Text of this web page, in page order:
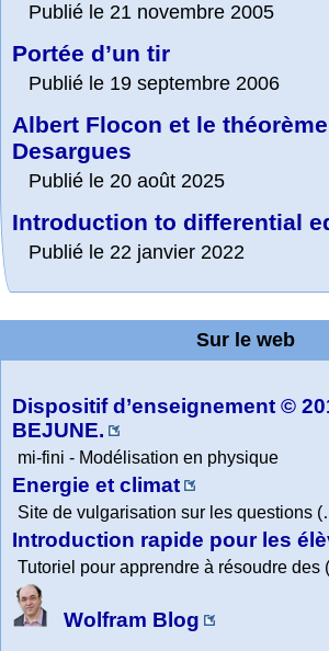
Publié le 21 novembre 2005
Portée d’un tir
Publié le 19 septembre 2006
Albert Flocon et le
Desargues
Publié le 20 août 2025
Introduction to differential
Publié le 22 janvier 2022
Sur le web
Dispositif d’enseignement ©
BEJUNE.
mi-fini - Modélisation en physique
Energie et climat
Site de vulgarisation sur les questions
Introduction rapide pour les
Tutoriel pour apprendre à résoudre
Wolfram Blog